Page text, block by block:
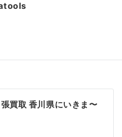
買取 香川県にいきま〜